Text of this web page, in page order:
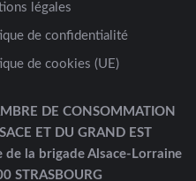
légales
de confidentialité
de cookies (UE)
DE CONSOMMATION
ET DU GRAND EST
de la brigade Alsace-Lorraine
STRASBOURG